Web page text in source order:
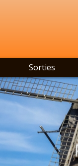
Sorties